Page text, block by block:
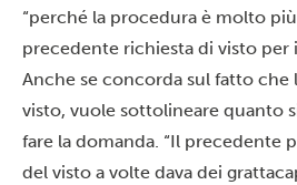
“perché la procedura è molto
precedente richiesta di visto per
Anche se concorda sul fatto che
visto, vuole sottolineare quanto
fare la domanda. “Il precedente
del visto a volte dava dei